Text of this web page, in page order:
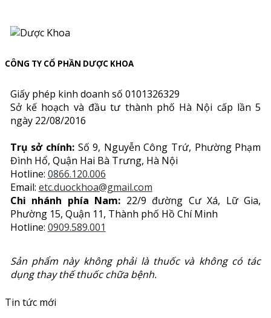
CÔNG TY CỔ PHẦN DƯỢC KHOA
Giấy phép kinh doanh số 0101326329
Sở kế hoạch và đầu tư thành phố Hà Nội cấp lần 5
ngày 22/08/2016
Trụ sở chính:Số 9, Nguyễn Công Trứ, Phường Phạm
Đình Hổ, Quận Hai Bà Trưng, Hà Nội
Hotline: 0866.120.006
Email: etc.duockhoa@gmail.com
Chi nhánh phía Nam: 22/9 đường Cư Xá, Lữ Gia,
Phường 15, Quận 11, Thành phố Hồ Chí Minh
Hotline: 0909.589.001
Sản phẩm này không phải là thuốc và không có tác
dụng thay thế thuốc chữa bệnh.
Tin tức mới